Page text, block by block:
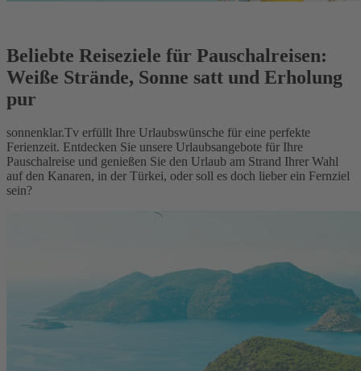
Beliebte Reiseziele für Pauschalreisen:
Weiße Strände, Sonne satt und Erholung
pur
sonnenklar.Tv erfüllt Ihre Urlaubswünsche für eine perfekte
Ferienzeit. Entdecken Sie unsere Urlaubsangebote für Ihre
Pauschalreise und genießen Sie den Urlaub am Strand Ihrer Wahl
auf den Kanaren, in der Türkei, oder soll es doch lieber ein Fernziel
sein?